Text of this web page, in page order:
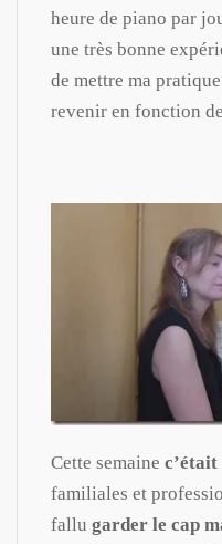
heure de piano par
une très bonne
de mettre ma
revenir en fonction
Cette semaine
familiales et
fallu garder le cap